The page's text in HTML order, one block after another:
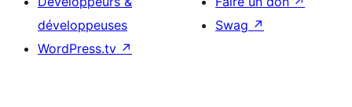
développeuses
WordPress.tv ↗
Swag ↗